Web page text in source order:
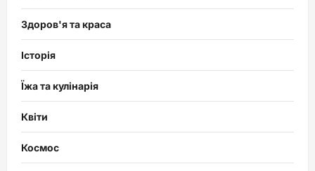
Здоров'я та краса
Історія
Їжа та кулінарія
Квіти
Космос